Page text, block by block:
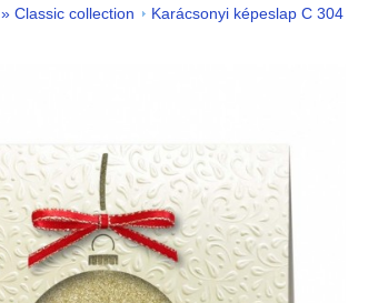
» Classic collection Karácsonyi képeslap C 304